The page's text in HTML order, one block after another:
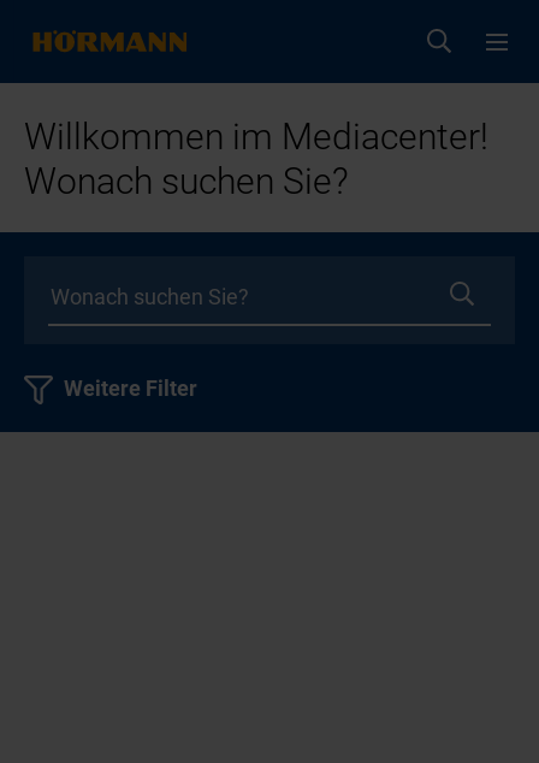
Willkommen im Mediacenter!
Wonach suchen Sie?
Weitere Filter